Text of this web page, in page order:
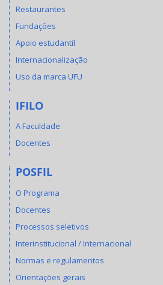
Restaurantes
Fundações
Apoio estudantil
Internacionalização
Uso da marca UFU
IFILO
A Faculdade
Docentes
POSFIL
O Programa
Docentes
Processos seletivos
Interinstitucional / Internacional
Normas e regulamentos
Orientações gerais